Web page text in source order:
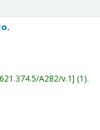
621.374.5/A282/v.1 (1).